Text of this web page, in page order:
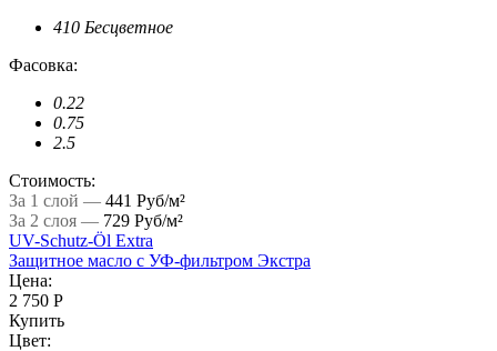
410 Бесцветное
Фасовка:
0.22
0.75
2.5
Стоимость:
За 1 слой — 441 Руб/м²
За 2 слоя — 729 Руб/м²
UV-Schutz-Öl Extra
Защитное масло с УФ-фильтром Экстра
Цена:
2 750 Р
Купить
Цвет: